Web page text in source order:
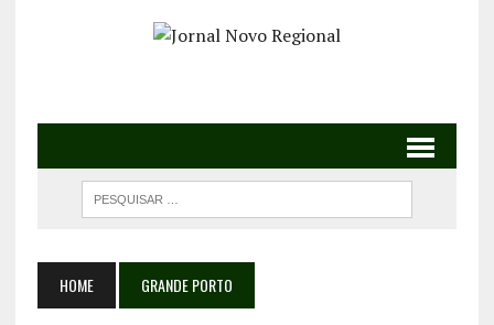
HOME GRANDE PORTO